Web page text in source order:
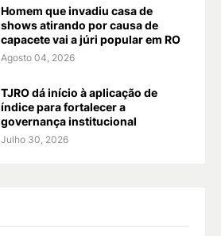
Homem que invadiu casa de
shows atirando por causa de
capacete vai a júri popular em RO
Agosto 04, 2026
TJRO dá início à aplicação de
índice para fortalecer a
governança institucional
Julho 30, 2026